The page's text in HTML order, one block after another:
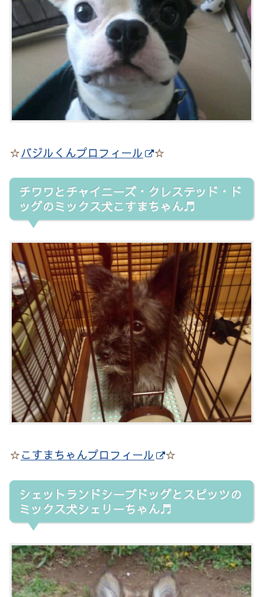
☆バジルくんプロフィール ☆
チワワとチャイニーズ・クレステッド・ド
ッグのミックス犬こすまちゃん♬
☆こすまちゃんプロフィール ☆
シェットランドシープドッグとスピッツの
ミックス犬シェリーちゃん♬